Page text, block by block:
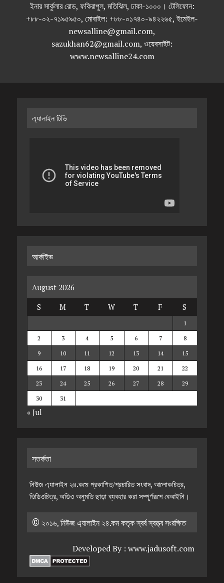
ইনার সার্কুলার রোড, ফকিরাপুল, মতিঝিল, ঢাকা-১০০০। টেলিফোন:
+৮৮-০২-৭১৯৫৯৫০, মোবাইল: +৮৮-০১৭৪০-৯৪২২৬৫, ইমেইল-
newsalline@gmail.com,
sazukhan62@gmail.com, ওয়েবসাইট:
www.newsalline24.com
এ্যালাইন টিভি
আর্কাইভ
August 2026
S
M T W T F S
1
2
3 4 5 6 7
8
9
10 11 12 13 14
15
16
17 18 19 20 21
22
23
24 25 26 27 28
29
30
31
« Jul
সতর্কতা
নিউজ এ্যালাইন ২৪.কমে প্রকাশিত/প্রচারিত সংবাদ, আলোকচিত্র,
ভিডিওচিত্র, অডিও অনুমতি ছাড়া ব্যবহার করা সম্পূর্ণরূপে বেআইনি।
© ২০১৬, নিউজ এ্যালাইন ২৪.কম কতৃক স্বর্ব স্বত্ত্ব সংরক্ষিত
Developed By :www.jadusoft.com